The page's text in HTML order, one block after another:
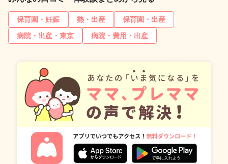
保育園・妊娠 熱・出産
保育園・出産
病院・出産・東京
病院・費用・出産